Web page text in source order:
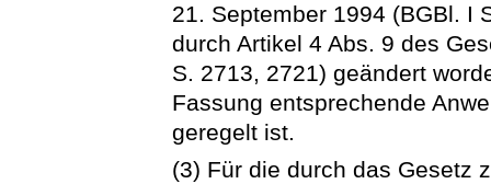
21. September 1994 (BGBl. I
durch Artikel 4 Abs. 9 des
S. 2713, 2721) geändert
Fassung entsprechende
geregelt ist.
(3) Für die durch das Gesetz